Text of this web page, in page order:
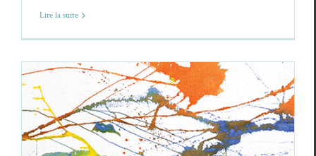
Lire la suite